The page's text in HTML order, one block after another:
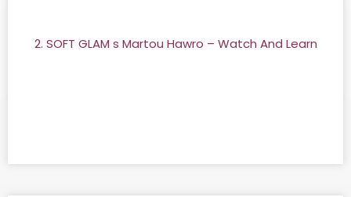
2. SOFT GLAM s Martou Hawro – Watch And Learn